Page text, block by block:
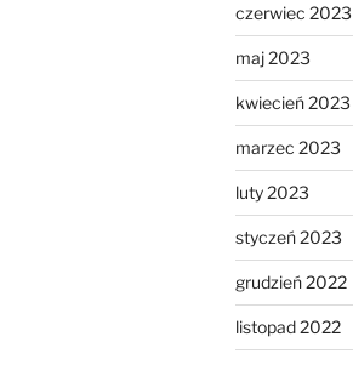
czerwiec 2023
maj 2023
kwiecień 2023
marzec 2023
luty 2023
styczeń 2023
grudzień 2022
listopad 2022